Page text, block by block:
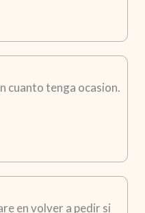
cuanto tenga ocasion.
en volver a pedir si